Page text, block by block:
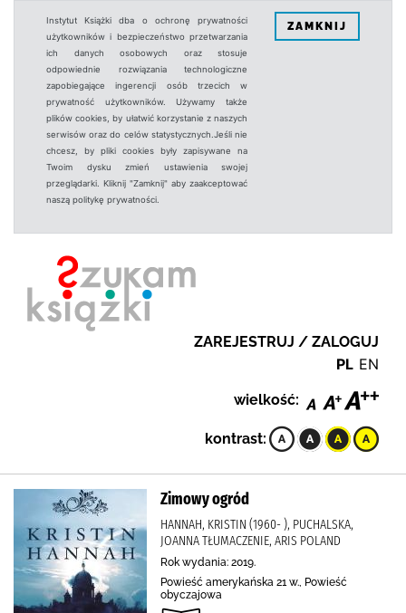
Instytut Książki dba o ochronę prywatności
użytkowników i bezpieczeństwo przetwarzania
ich danych osobowych oraz stosuje
odpowiednie rozwiązania technologiczne
zapobiegające ingerencji osób trzecich w
prywatność użytkowników. Używamy także
plików cookies, by ułatwić korzystanie z naszych
serwisów oraz do celów statystycznych.Jeśli nie
chcesz, by pliki cookies były zapisywane na
Twoim dysku zmień ustawienia swojej
przeglądarki. Kliknij "Zamknij" aby zaakceptować
naszą politykę prywatności.
ZAMKNIJ
ZAREJESTRUJ / ZALOGUJ
PL EN
wielkość:
kontrast:
Zimowy ogród
HANNAH, KRISTIN (1960- ), PUCHALSKA,
JOANNA TŁUMACZENIE, ARIS POLAND
Rok wydania: 2019.
Powieść amerykańska 21 w., Powieść
obyczajowa